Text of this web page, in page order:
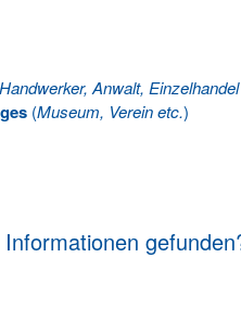
Anwalt,
(Museum, Verein etc.)